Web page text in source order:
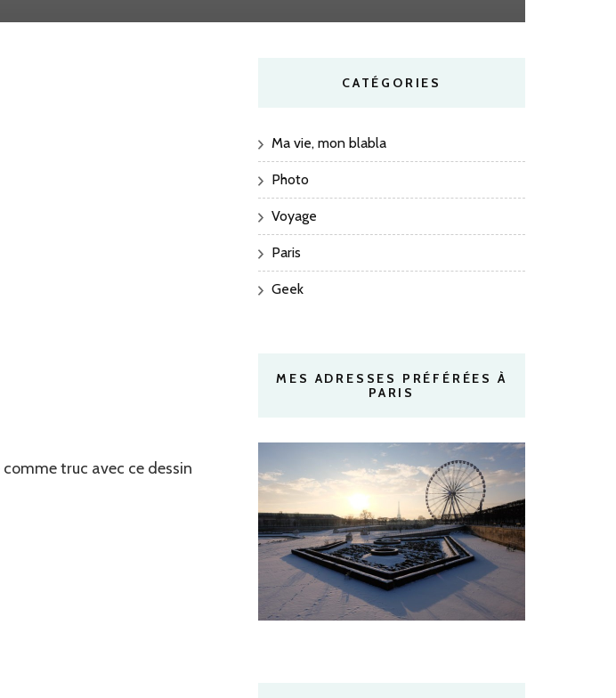
comme truc avec ce dessin
CATÉGORIES
Ma vie, mon blabla
Photo
Voyage
Paris
Geek
MES ADRESSES PRÉFÉRÉES À
PARIS